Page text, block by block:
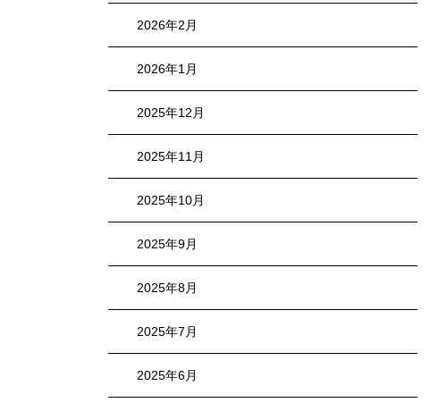
2026年2月
2026年1月
2025年12月
2025年11月
2025年10月
2025年9月
2025年8月
2025年7月
2025年6月